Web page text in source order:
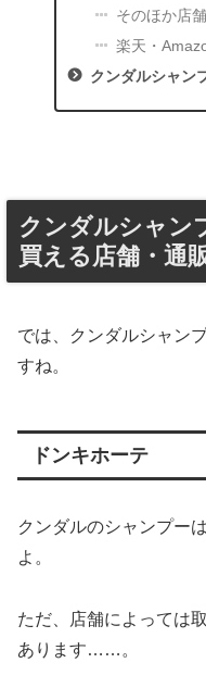
そのほか店舗
楽天・
クンダルシャン
クンダルシャン
買える店舗・通
では、クンダルシャン
すね。
ドンキホーテ
クンダルのシャンプー
よ。
ただ、店舗によっては
あります……。